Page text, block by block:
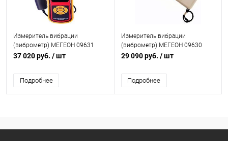
Измеритель вибрации
(виброметр) МЕГЕОН 09631
37 020 руб. / шт
Подробнее
Измеритель вибрации
(виброметр) МЕГЕОН 09630
29 090 руб. / шт
Подробнее